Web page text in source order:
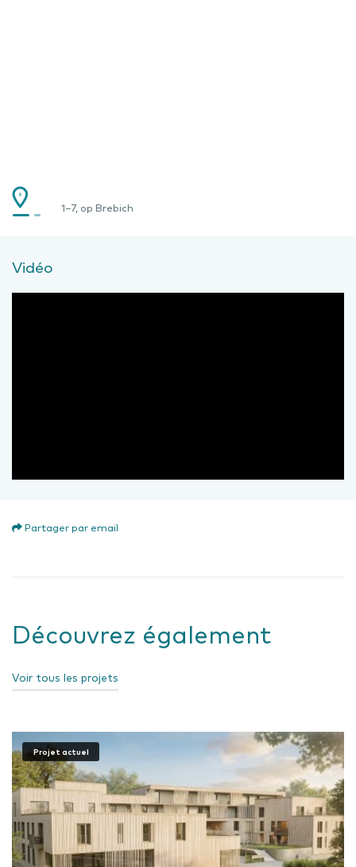
1–7, op Brebich
Vidéo
Partager par email
Découvrez également
Voir tous les projets
Projet actuel